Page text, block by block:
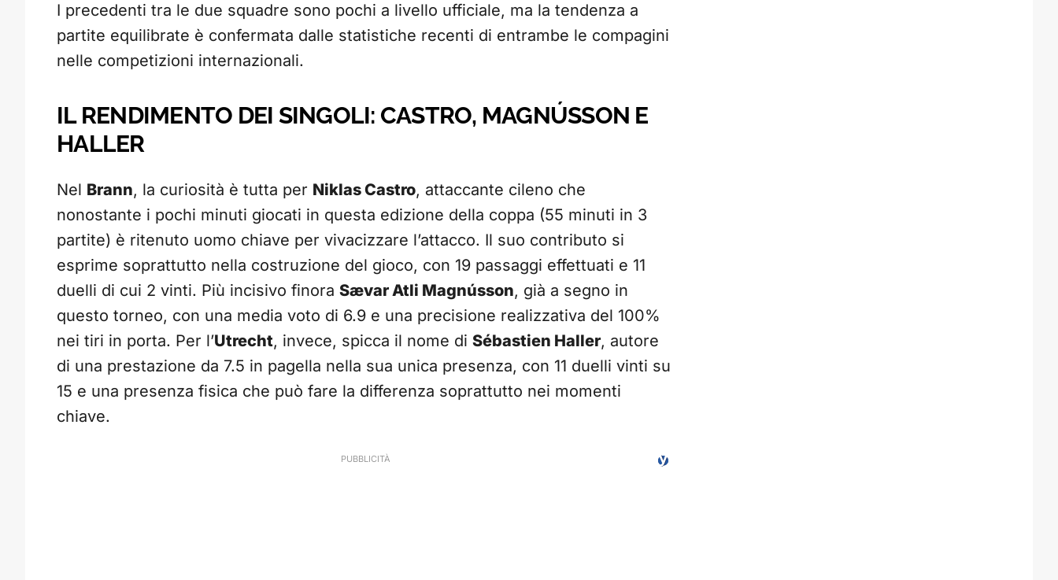
I precedenti tra le due squadre sono pochi a livello ufficiale, ma la tendenza a
partite equilibrate è confermata dalle statistiche recenti di entrambe le compagini
nelle competizioni internazionali.
IL RENDIMENTO DEI SINGOLI: CASTRO, MAGNÚSSON E
HALLER
Nel Brann, la curiosità è tutta per Niklas Castro, attaccante cileno che
nonostante i pochi minuti giocati in questa edizione della coppa (55 minuti in 3
partite) è ritenuto uomo chiave per vivacizzare l’attacco. Il suo contributo si
esprime soprattutto nella costruzione del gioco, con 19 passaggi effettuati e 11
duelli di cui 2 vinti. Più incisivo finora Sævar Atli Magnússon, già a segno in
questo torneo, con una media voto di 6.9 e una precisione realizzativa del 100%
nei tiri in porta. Per l’Utrecht, invece, spicca il nome di Sébastien Haller, autore
di una prestazione da 7.5 in pagella nella sua unica presenza, con 11 duelli vinti su
15 e una presenza fisica che può fare la differenza soprattutto nei momenti
chiave.